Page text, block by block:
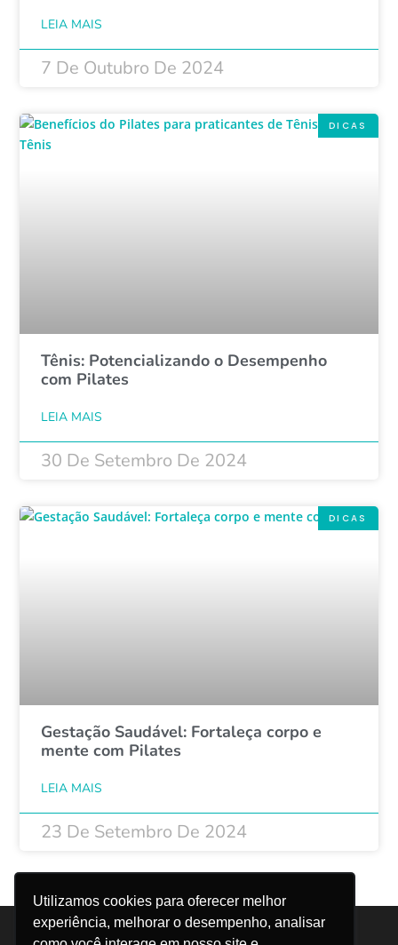
Utilizamos cookies para oferecer melhor
experiência, melhorar o desempenho, analisar
LEIA MAIS
7 De Outubro De 2024
DICAS
Tênis: Potencializando o Desempenho
com Pilates
LEIA MAIS
30 De Setembro De 2024
DICAS
Gestação Saudável: Fortaleça corpo e
mente com Pilates
LEIA MAIS
23 De Setembro De 2024
Trabalhe Conosco
Canal do Colaborador